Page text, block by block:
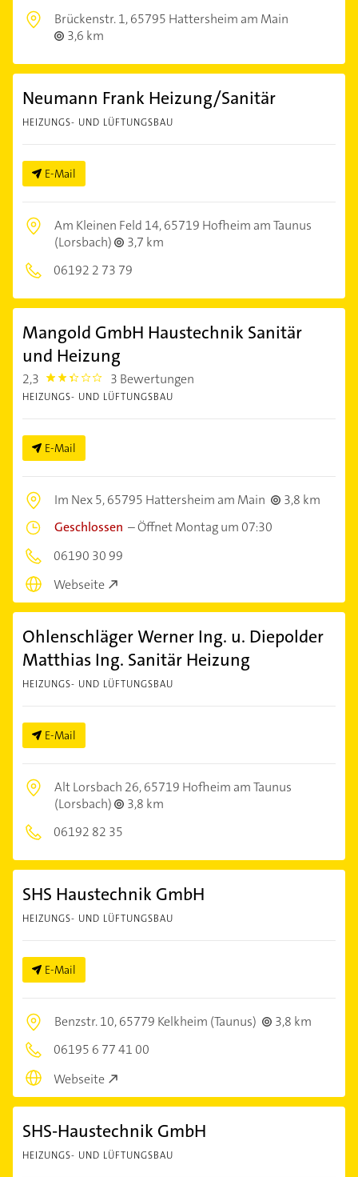
Brückenstr. 1,65795 Hattersheim am Main
3,6 km
Neumann Frank Heizung/Sanitär
HEIZUNGS- UND LÜFTUNGSBAU
E-Mail
Am Kleinen Feld 14,65719 Hofheim am Taunus
(Lorsbach)
3,7 km
06192 2 73 79
Mangold GmbH Haustechnik Sanitär
und Heizung
2,3 2.3 3 Bewertungen
HEIZUNGS- UND LÜFTUNGSBAU
E-Mail
Im Nex 5,65795 Hattersheim am Main
3,8 km
Geschlossen –Öffnet Montag um 07:30
06190 30 99
Webseite
Ohlenschläger Werner Ing. u. Diepolder
Matthias Ing. Sanitär Heizung
HEIZUNGS- UND LÜFTUNGSBAU
E-Mail
Alt Lorsbach 26,65719 Hofheim am Taunus
(Lorsbach)
3,8 km
06192 82 35
SHS Haustechnik GmbH
HEIZUNGS- UND LÜFTUNGSBAU
E-Mail
Benzstr. 10,65779 Kelkheim (Taunus)
3,8 km
06195 6 77 41 00
Webseite
SHS-Haustechnik GmbH
HEIZUNGS- UND LÜFTUNGSBAU